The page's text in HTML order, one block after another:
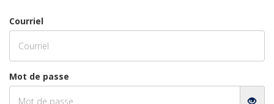
Courriel
Mot de passe